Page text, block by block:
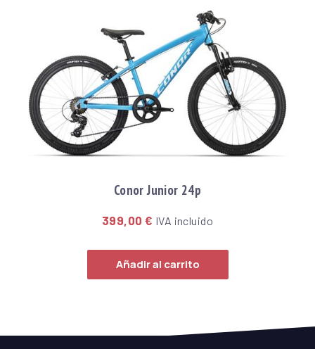
Conor Junior 24p
399,00 € IVA incluido
Añadir al carrito